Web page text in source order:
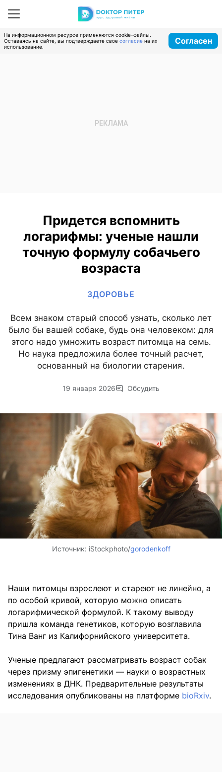
На информационном ресурсе применяются cookie-файлы.
Оставаясь на сайте, вы подтверждаете свое согласие на их
использование.
Согласен
Придется вспомнить
логарифмы: ученые нашли
точную формулу собачьего
возраста
ЗДОРОВЬЕ
Всем знаком старый способ узнать, сколько лет
было бы вашей собаке, будь она человеком: для
этого надо умножить возраст питомца на семь.
Но наука предложила более точный расчет,
основанный на биологии старения.
19 января 2026 Обсудить
Источник: iStockphoto/gorodenkoff
Наши питомцы взрослеют и стареют не линейно, а
по особой кривой, которую можно описать
логарифмической формулой. К такому выводу
пришла команда генетиков, которую возглавила
Тина Ванг из Калифорнийского университета.
Ученые предлагают рассматривать возраст собак
через призму эпигенетики — науки о возрастных
изменениях в ДНК. Предварительные результаты
исследования опубликованы на платформе bioRxiv.